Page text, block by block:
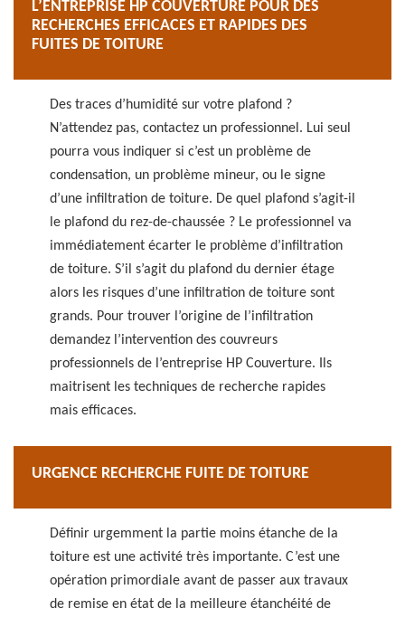
L’ENTREPRISE HP COUVERTURE POUR DES
RECHERCHES EFFICACES ET RAPIDES DES
FUITES DE TOITURE
Des traces d’humidité sur votre plafond ?
N’attendez pas, contactez un professionnel. Lui seul
pourra vous indiquer si c’est un problème de
condensation, un problème mineur, ou le signe
d’une infiltration de toiture. De quel plafond s’agit-il
le plafond du rez-de-chaussée ? Le professionnel va
immédiatement écarter le problème d’infiltration
de toiture. S’il s’agit du plafond du dernier étage
alors les risques d’une infiltration de toiture sont
grands. Pour trouver l’origine de l’infiltration
demandez l’intervention des couvreurs
professionnels de l’entreprise HP Couverture. Ils
maitrisent les techniques de recherche rapides
mais efficaces.
URGENCE RECHERCHE FUITE DE TOITURE
Définir urgemment la partie moins étanche de la
toiture est une activité très importante. C’est une
opération primordiale avant de passer aux travaux
de remise en état de la meilleure étanchéité de